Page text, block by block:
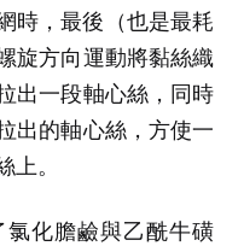
時，最後（也是最耗
旋方向運動將黏絲織
出一段軸心絲，同時
出的軸心絲，方使一
。
化膽鹼與乙酰牛磺